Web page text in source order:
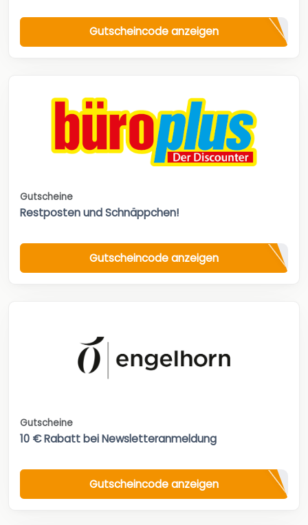
Gutscheincode anzeigen
Gutscheine
Restposten und Schnäppchen!
Gutscheincode anzeigen
Gutscheine
10 € Rabatt bei Newsletteranmeldung
Gutscheincode anzeigen